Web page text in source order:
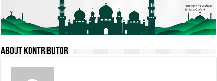
About Kontributor